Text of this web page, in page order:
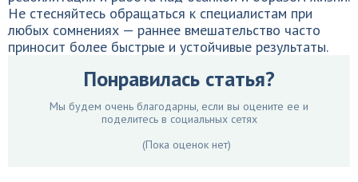
Не стесняйтесь обращаться к специалистам при
любых сомнениях — раннее вмешательство часто
приносит более быстрые и устойчивые результаты.
Понравилась статья?
Мы будем очень благодарны, если вы оцените ее и
поделитесь в социальных сетях
(Пока оценок нет)